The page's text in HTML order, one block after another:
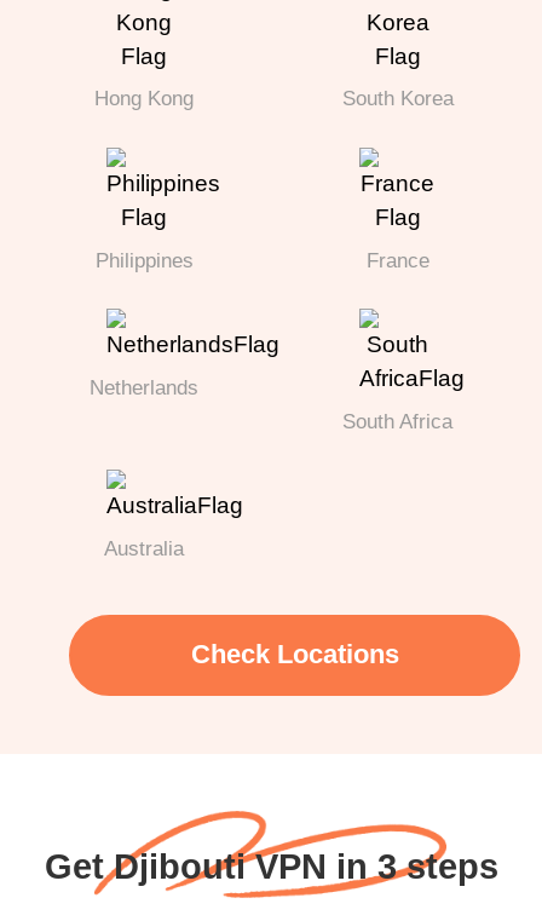
Hong Kong South Korea
Philippines France
Netherlands
South Africa
Australia
Check Locations
Get Djibouti VPN in 3 steps